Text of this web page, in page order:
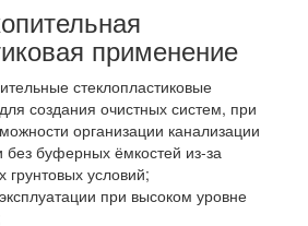
применение
стеклопластиковые
создания очистных систем, при
организации канализации
без буферных ёмкостей из-за
грунтовых условий;
при высоком уровне